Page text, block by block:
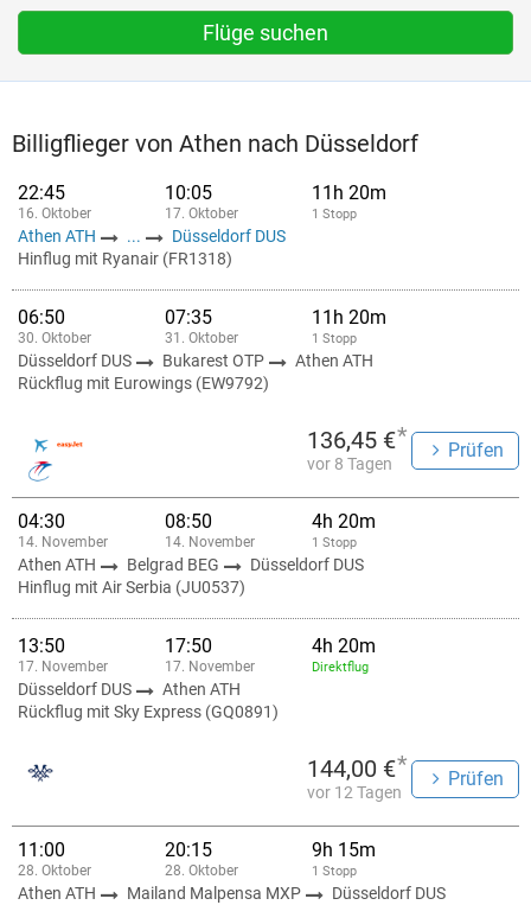
Flüge suchen
Billigflieger von Athen nach Düsseldorf
22:45
16. Oktober
10:05
17. Oktober
11h 20m
1 Stopp
Athen ATH ...
Düsseldorf DUS
Hinflug mit Ryanair (FR1318)
06:50
30. Oktober
07:35
31. Oktober
11h 20m
1 Stopp
Düsseldorf DUS Bukarest OTP
Athen ATH
Rückflug mit Eurowings (EW9792)
136,45 €*
vor 8 Tagen
Prüfen
04:30
14. November
08:50
14. November
4h 20m
1 Stopp
Athen ATH Belgrad BEG
Düsseldorf DUS
Hinflug mit Air Serbia (JU0537)
13:50
17. November
17:50
17. November
4h 20m
Direktflug
Düsseldorf DUS
Athen ATH
Rückflug mit Sky Express (GQ0891)
144,00 €*
vor 12 Tagen
Prüfen
11:00
28. Oktober
20:15
28. Oktober
9h 15m
1 Stopp
Athen ATH Mailand Malpensa MXP
Düsseldorf DUS